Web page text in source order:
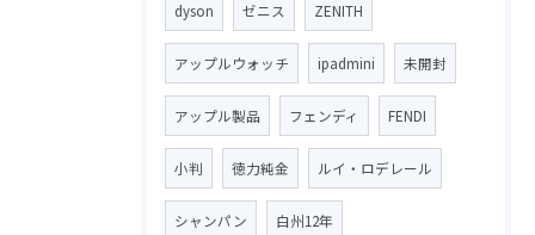
dyson ゼニス ZENITH
アップルウォッチ ipadmini 未開封
アップル製品 フェンディ FENDI
小判 徳力純金 ルイ・ロデレール
シャンパン 白州12年